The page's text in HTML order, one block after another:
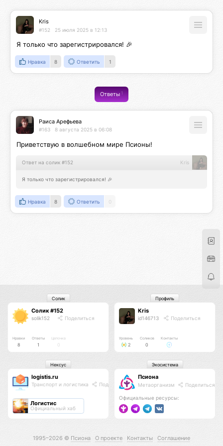
Kris
#152 25 июля 2025 в 12:13
Я только что зарегистрировался! 🎉
Нравка 8 Ответить 1
Ответы 1
Раиса Арефьева
#163 8 августа 2025 в 06:08
Приветствую в волшебном мире Псионы!
Ответ на солик #152 Kris
Я только что зарегистрировался! 🎉
Нравка 8 Ответить 0
Солик #152
solik152 Поделиться
Нравки
8
Ответы
1
Цепочка
0
Солик
Kris
id146713 Поделиться
Уровень
2
Соликов
0
Контакты
Профиль
logistis.ru
Транспорт и логистика Поделиться
Логистис
Официальный хаб
Нексус
Псиона
Метаорганизм Поделиться
Официальные ресурсы:
Экосистема
1995–2026 © Псиона О проекте Контакты
Соглашение